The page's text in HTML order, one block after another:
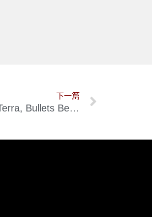
下一篇
RP94高分 澳洲新風格的代表 : 22 Ricca Terra, Bullets Before Cannonballs